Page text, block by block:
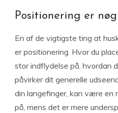
Positionering er
En af de vigtigste ting at
er positionering. Hvor du
stor indflydelse på, hvordan
påvirker dit generelle
din langefinger, kan være en
på, mens det er mere